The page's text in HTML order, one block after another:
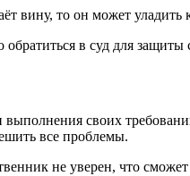
вину, то он может
обратиться в суд для
своих
все проблемы.
не уверен, что